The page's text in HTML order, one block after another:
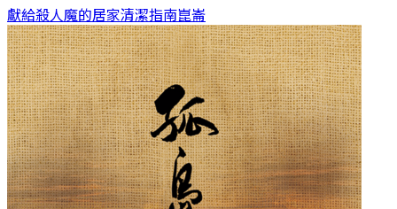
獻給殺人魔的居家清潔指南崑崙